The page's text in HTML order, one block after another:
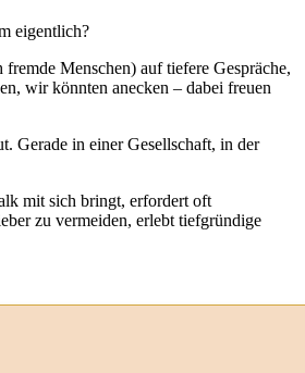
eigentlich?
Menschen) auf tiefere Gespräche,
wir könnten anecken – dabei freuen
Gerade in einer Gesellschaft, in der
mit sich bringt, erfordert oft
zu vermeiden, erlebt tiefgründige